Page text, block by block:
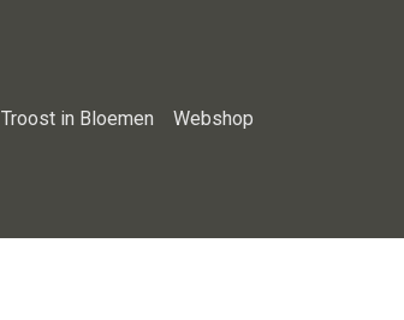
Troost in Bloemen Webshop